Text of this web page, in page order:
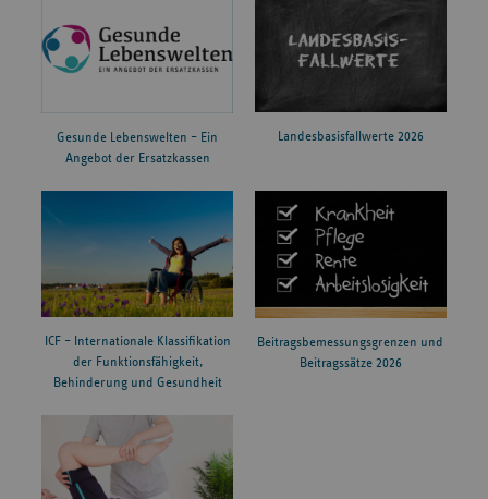
Gesunde Lebenswelten – Ein
Angebot der Ersatzkassen
Landesbasisfallwerte 2026
ICF – Internationale Klassifikation
der Funktionsfähigkeit,
Behinderung und Gesundheit
Beitragsbemessungsgrenzen und
Beitragssätze 2026